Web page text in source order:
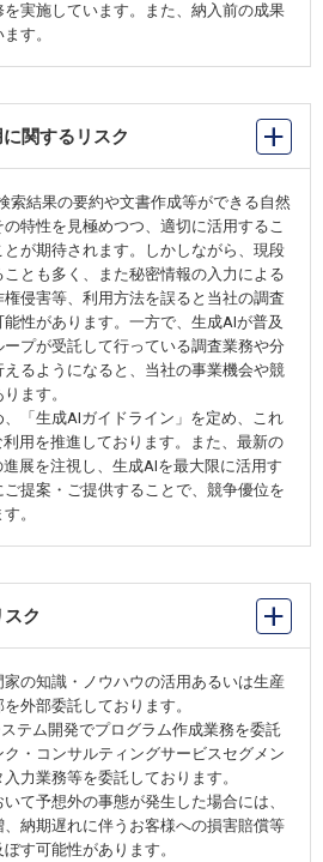
実施しています。また、納入前の成果
す。
するリスク
索結果の要約や文書作成等ができる自然
特性を見極めつつ、適切に活用するこ
が期待されます。しかしながら、現段
とも多く、また秘密情報の入力による
侵害等、利用方法を誤ると当社の調査
性があります。一方で、生成AIが普及
プが受託して行っている調査業務や分
るようになると、当社の事業機会や競
ます。
「生成AIガイドライン」を定め、これ
用を推進しております。また、最新の
展を注視し、生成AIを最大限に活用す
提案・ご提供することで、競争優位を
。
ク
の知識・ノウハウの活用あるいは生産
外部委託しております。
テム開発でプログラム作成業務を委託
・コンサルティングサービスセグメン
力業務等を委託しております。
て予想外の事態が発生した場合には、
納期遅れに伴うお客様への損害賠償等
す可能性があります。